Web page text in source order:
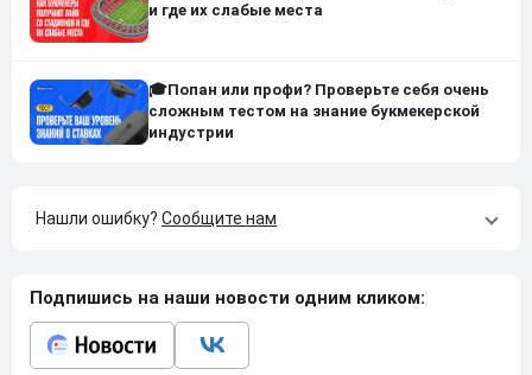
и где их слабые места
🎓Попан или профи? Проверьте себя очень
сложным тестом на знание букмекерской
индустрии
Нашли ошибку? Сообщите нам
Подпишись на наши новости одним кликом: